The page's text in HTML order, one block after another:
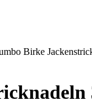
Birke